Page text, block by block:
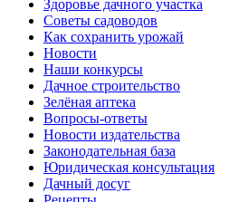
Здоровье дачного участка
Советы садоводов
Как сохранить урожай
Новости
Наши конкурсы
Дачное строительство
Зелёная аптека
Вопросы-ответы
Новости издательства
Законодательная база
Юридическая консультация
Дачный досуг